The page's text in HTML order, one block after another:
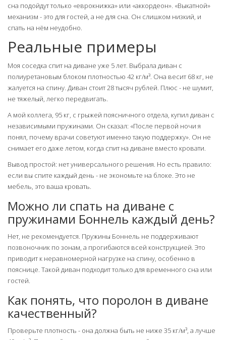
сна подойдут только «еврокнижка» или «аккордеон». «Выкатной»
механизм - это для гостей, а не для сна. Он слишком низкий, и
спать на нём неудобно.
Реальные примеры
Моя соседка спит на диване уже 5 лет. Выбрала диван с
полиуретановым блоком плотностью 42 кг/м³. Она весит 68 кг, не
жалуется на спину. Диван стоит 28 тысяч рублей. Плюс - не шумит,
не тяжелый, легко передвигать.
А мой коллега, 95 кг, с грыжей поясничного отдела, купил диван с
независимыми пружинами. Он сказал: «После первой ночи я
понял, почему врачи советуют именно такую поддержку». Он не
снимает его даже летом, когда спит на диване вместо кровати.
Вывод простой: нет универсального решения. Но есть правило:
если вы спите каждый день - не экономьте на блоке. Это не
мебель, это ваша кровать.
Можно ли спать на диване с
пружинами Боннель каждый день?
Нет, не рекомендуется. Пружины Боннель не поддерживают
позвоночник по зонам, а прогибаются всей конструкцией. Это
приводит к неравномерной нагрузке на спину, особенно в
пояснице. Такой диван подходит только для временного сна или
гостей.
Как понять, что поролон в диване
качественный?
Проверьте плотность - она должна быть не ниже 35 кг/м³, а лучше